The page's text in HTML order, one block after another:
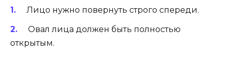
Лицо нужно повернуть строго спереди.
Овал лица должен быть полностью
открытым.